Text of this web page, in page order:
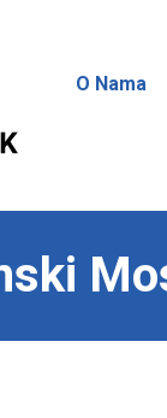
O Nama